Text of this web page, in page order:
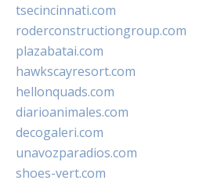
tsecincinnati.com
roderconstructiongroup.com
plazabatai.com
hawkscayresort.com
hellonquads.com
diarioanimales.com
decogaleri.com
unavozparadios.com
shoes-vert.com